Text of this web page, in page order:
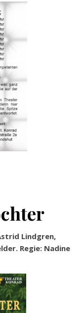
Lindgren,
Regie: Nadine